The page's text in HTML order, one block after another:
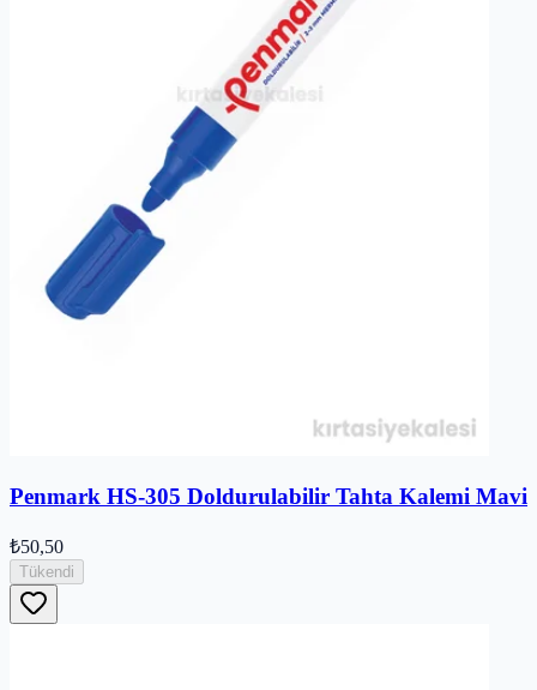
Penmark HS-305 Doldurulabilir Tahta Kalemi Mavi
₺50,50
Tükendi